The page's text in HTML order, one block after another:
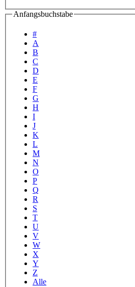
Anfangsbuchstabe
#
A
B
C
D
E
F
G
H
I
J
K
L
M
N
O
P
Q
R
S
T
U
V
W
X
Y
Z
Alle